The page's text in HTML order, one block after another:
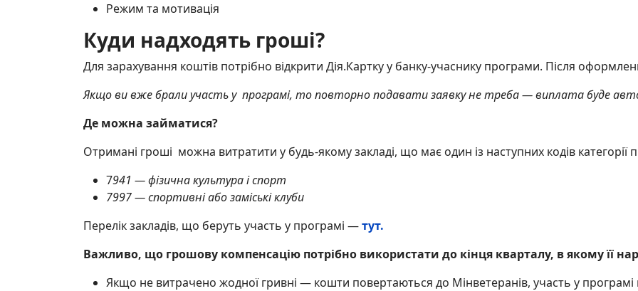
Режим та мотивація
Куди надходять гроші?
Для зарахування коштів потрібно відкрити Дія.Картку у банку-учаснику програми. Після
Якщо ви вже брали участь у програмі, то повторно подавати заявку не треба — виплата буде
Де можна займатися?
Отримані гроші можна витратити у будь-якому закладі, що має один із наступних кодів
7941 — фізична культура і спорт
7997 — спортивні або заміські клуби
Перелік закладів, що беруть участь у програмі —тут.
Важливо, що грошову компенсацію потрібно використати до кінця кварталу, в якому її
Якщо не витрачено жодної гривні — кошти повертаються до Мінветеранів, участь у